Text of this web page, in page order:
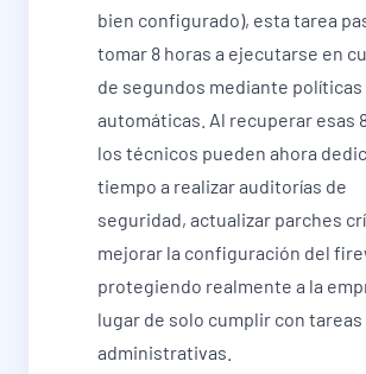
bien configurado), esta tarea
tomar 8 horas a ejecutarse en
de segundos mediante políticas
automáticas. Al recuperar esas
los técnicos pueden ahora
tiempo a realizar auditorías de
seguridad, actualizar parches
mejorar la configuración del
protegiendo realmente a la
lugar de solo cumplir con tareas
administrativas.